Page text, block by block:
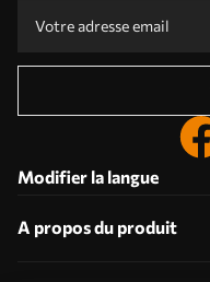
Modifier la langue
A propos du produit